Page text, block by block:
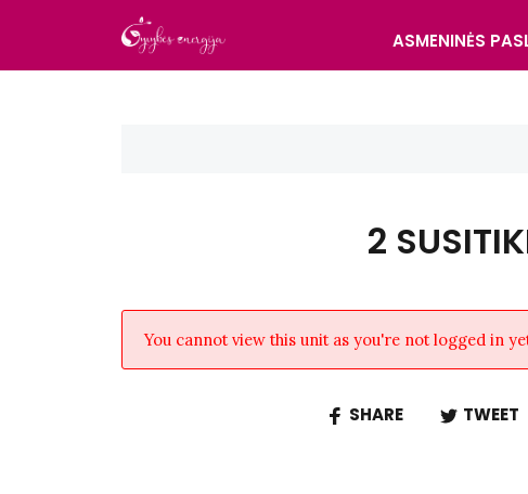
ASMENINĖS
2
You cannot view this unit as you're not logged in
SHARE TWEET